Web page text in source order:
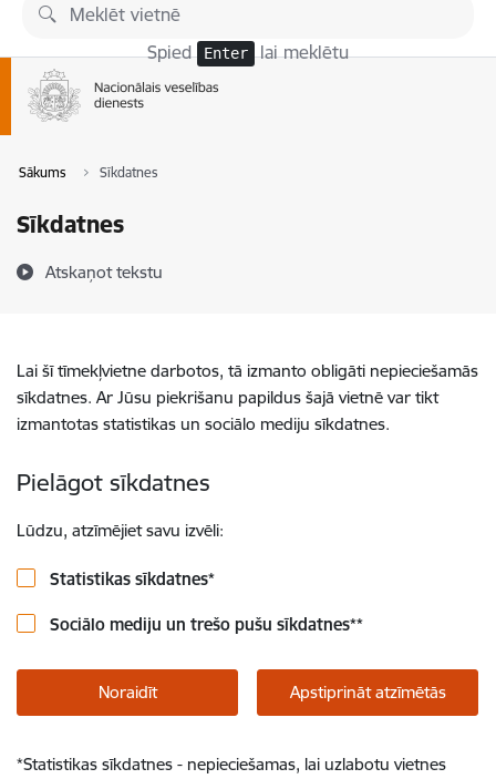
Pāriet uz lapas saturu
Spied Enter lai meklētu
Sākums Sīkdatnes
Sīkdatnes
Atskaņot tekstu
Lai šī tīmekļvietne darbotos, tā izmanto obligāti nepieciešamās
sīkdatnes. Ar Jūsu piekrišanu papildus šajā vietnē var tikt
izmantotas statistikas un sociālo mediju sīkdatnes.
Pielāgot sīkdatnes
Lūdzu, atzīmējiet savu izvēli:
Statistikas sīkdatnes*
Sociālo mediju un trešo pušu sīkdatnes**
Noraidīt Apstiprināt atzīmētās
*Statistikas sīkdatnes - nepieciešamas, lai uzlabotu vietnes